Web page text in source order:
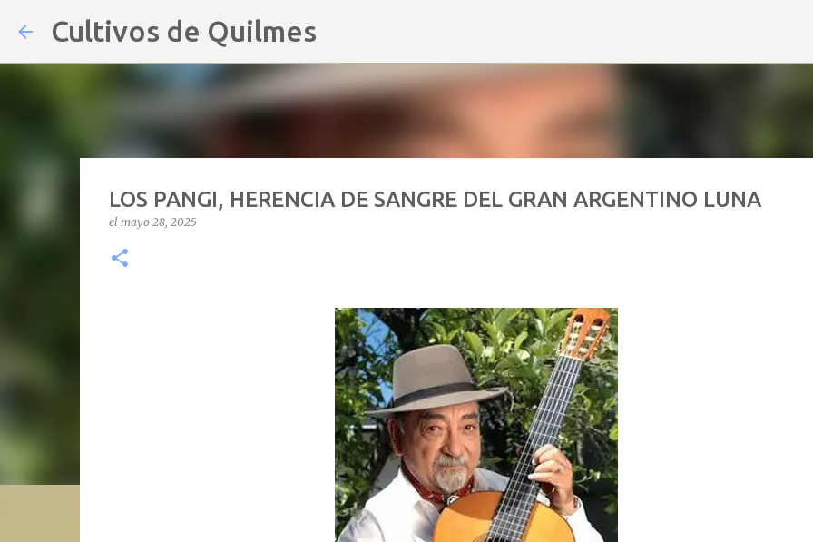
Cultivos de Quilmes
LOS PANGI, HERENCIA DE SANGRE DEL GRAN ARGENTINO LUNA
el mayo 28, 2025